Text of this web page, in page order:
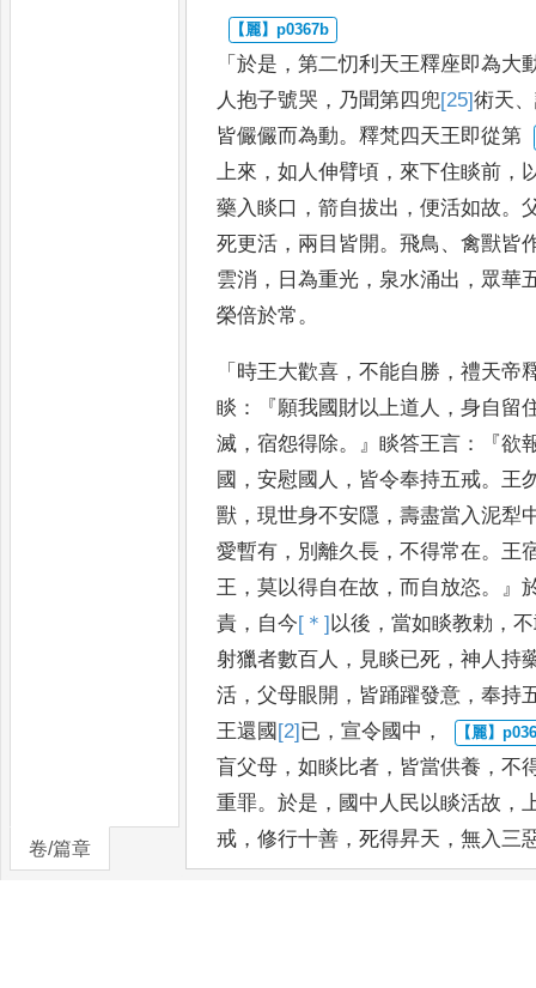
卷/篇章
「於是 ，第二忉利天王釋座即為大
人抱子號哭 ， 乃聞第四兜[25]術天、
皆儼儼而為動。釋梵四天王即從第
上來 ，如人伸臂頃 ， 來下住睒前 ，
藥入睒口 ，箭自拔出 ，便活如故。
死更活 ， 兩目皆開。飛鳥 、禽獸皆
雲消 ， 日為重光 ， 泉水涌出 ， 眾華
榮倍於常。
「 時王大歡喜 ，不能自勝 ，禮天帝
睒 ：『 願我國財以上道人 ，身自留
滅 ，宿怨得除。』睒答王言 ：『欲
國 ，安慰國人 ， 皆令奉持五戒。王
獸 ，現世身不安隱 ，壽盡當入泥犁
愛暫有 ， 別離久長 ，不得常在。王
王 ，莫以得自在故 ， 而自放恣。』
責 ， 自今[＊] 以後 ，當如睒教勅 ，
射獵者數百人 ， 見睒已死 ，神人持
活 ，父母眼開 ， 皆踊躍發意 ，奉持
王還國 [2] 已 ，宣令國中 ，
盲父母 ，如睒比者 ， 皆當供養 ，不
重罪。於是 ， 國中人民以睒活故 ，
戒 ，修行十善 ，死得昇天 ，無入三